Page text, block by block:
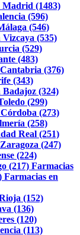
Madrid (1483)
(596)
(546)
(535)
(529)
(483)
(376)
(343)
Badajoz (324)
(299)
(273)
(258)
Real (251)
(247)
(224)
(217) Farmacias
Farmacias en
(152)
(136)
(120)
(113)